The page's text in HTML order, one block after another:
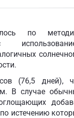
по
(76,5 дней),
В случае
истечению